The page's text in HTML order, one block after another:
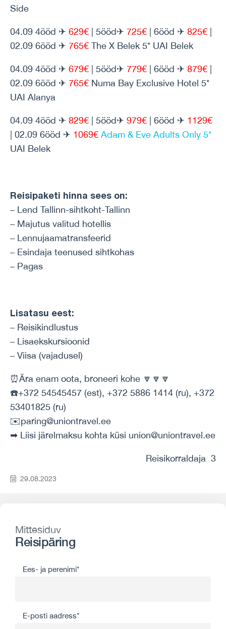
Side
04.09 4ööd ✈ 629€ | 5ööd✈ 725€ | 6ööd ✈ 825€
02.09 6ööd ✈ 765€ The X Belek 5* UAI Belek
04.09 4ööd ✈ 679€ | 5ööd✈ 779€ | 6ööd ✈ 879€
02.09 6ööd ✈ 765€ Numa Bay Exclusive Hotel 5*
UAI Alanya
04.09 4ööd ✈ 829€ | 5ööd✈ 979€ | 6ööd ✈ 1129€
| 02.09 6ööd ✈ 1069€ Adam & Eve Adults Only 5*
UAI Belek
Reisipaketi hinna sees on:
– Lend Tallinn-sihtkoht-Tallinn
– Majutus valitud hotellis
– Lennujaamatransfeerid
– Esindaja teenused sihtkohas
– Pagas
Lisatasu eest:
– Reisikindlustus
– Lisaekskursioonid
– Viisa (vajadusel)
⏰Ära enam oota, broneeri kohe 🔽🔽🔽
☎️+372 54545457 (est), +372 5886 1414 (ru), +372
53401825 (ru)
✉️paring@uniontravel.ee
➡ Liisi järelmaksu kohta küsi union@uniontravel.ee
Reisikorraldaja 3
29.08.2023
Mittesiduv
Reisipäring
Ees- ja perenimi*
E-posti aadress*